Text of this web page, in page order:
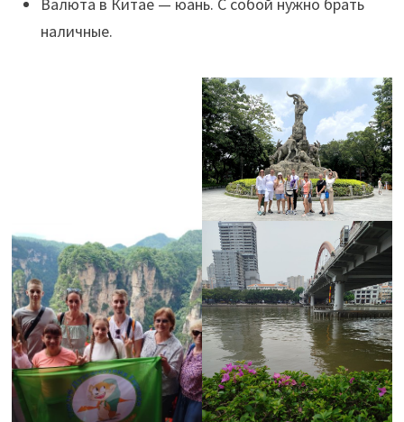
Валюта в Китае — юань. С собой нужно брать
наличные.